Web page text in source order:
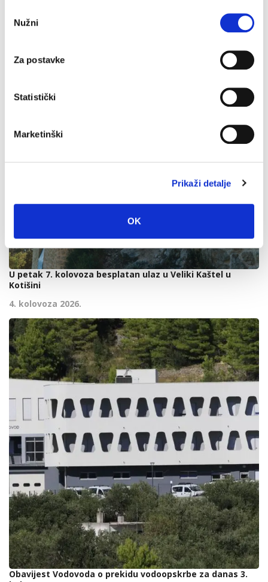
pristanka
Nužni
Za postavke
Statistički
Marketinški
Prikaži detalje
OK
U petak 7. kolovoza besplatan ulaz u Veliki Kaštel u
Kotišini
4. kolovoza 2026.
Obavijest Vodovoda o prekidu vodoopskrbe za danas 3.